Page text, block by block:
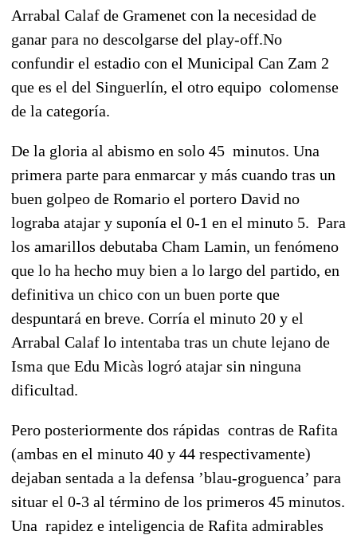
Arrabal Calaf de Gramenet con la necesidad de
ganar para no descolgarse del play-off.No
confundir el estadio con el Municipal Can Zam 2
que es el del Singuerlín, el otro equipo colomense
de la categoría.
De la gloria al abismo en solo 45 minutos. Una
primera parte para enmarcar y más cuando tras un
buen golpeo de Romario el portero David no
lograba atajar y suponía el 0-1 en el minuto 5. Para
los amarillos debutaba Cham Lamin, un fenómeno
que lo ha hecho muy bien a lo largo del partido, en
definitiva un chico con un buen porte que
despuntará en breve. Corría el minuto 20 y el
Arrabal Calaf lo intentaba tras un chute lejano de
Isma que Edu Micàs logró atajar sin ninguna
dificultad.
Pero posteriormente dos rápidas contras de Rafita
(ambas en el minuto 40 y 44 respectivamente)
dejaban sentada a la defensa ’blau-groguenca’ para
situar el 0-3 al término de los primeros 45 minutos.
Una rapidez e inteligencia de Rafita admirables